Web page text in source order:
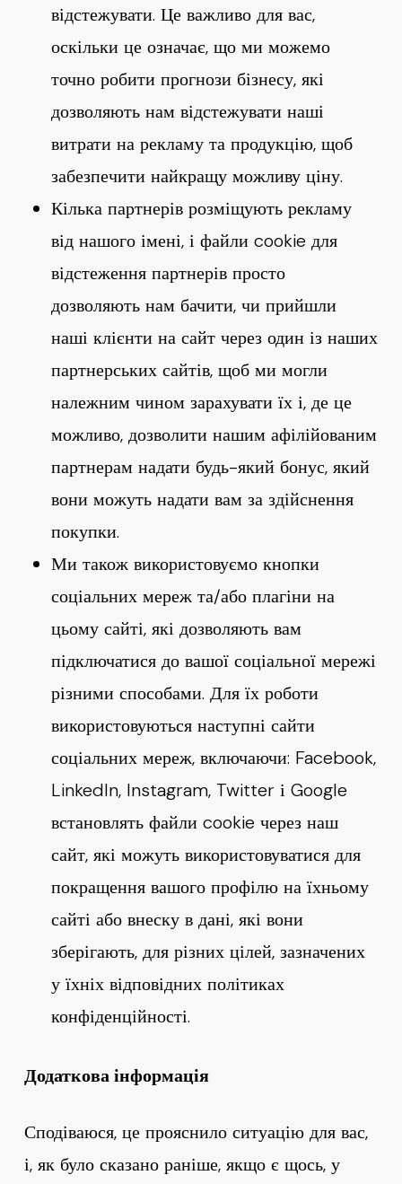
відстежувати. Це важливо для вас,
оскільки це означає, що ми можемо
точно робити прогнози бізнесу, які
дозволяють нам відстежувати наші
витрати на рекламу та продукцію, щоб
забезпечити найкращу можливу ціну.
Кілька партнерів розміщують рекламу
від нашого імені, і файли cookie для
відстеження партнерів просто
дозволяють нам бачити, чи прийшли
наші клієнти на сайт через один із наших
партнерських сайтів, щоб ми могли
належним чином зарахувати їх і, де це
можливо, дозволити нашим афілійованим
партнерам надати будь-який бонус, який
вони можуть надати вам за здійснення
покупки.
Ми також використовуємо кнопки
соціальних мереж та/або плагіни на
цьому сайті, які дозволяють вам
підключатися до вашої соціальної мережі
різними способами. Для їх роботи
використовуються наступні сайти
соціальних мереж, включаючи: Facebook,
LinkedIn, Instagram, Twitter і Google
встановлять файли cookie через наш
сайт, які можуть використовуватися для
покращення вашого профілю на їхньому
сайті або внеску в дані, які вони
зберігають, для різних цілей, зазначених
у їхніх відповідних політиках
конфіденційності.
Додаткова інформація
Сподіваюся, це прояснило ситуацію для вас,
і, як було сказано раніше, якщо є щось, у